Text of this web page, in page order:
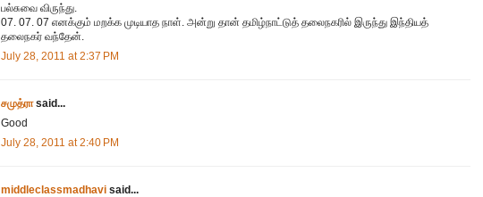
பல்சுவை விருந்து.
07. 07. 07 எனக்கும் மறக்க முடியாத நாள். அன்று தான் தமிழ்நாட்டுத் தலைநகரில் இருந்து இந்தியத்
தலைநகர் வந்தேன்.
July 28, 2011 at 2:37 PM
சமுத்ராsaid...
Good
July 28, 2011 at 2:40 PM
middleclassmadhavi said...